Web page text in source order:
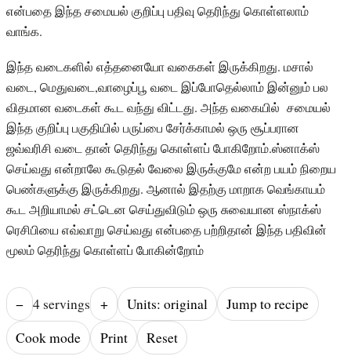
என்பதை இந்த சமையல் குறிப்பு பதிவு தெரிந்து கொள்ளலாம்
வாங்க.
இந்த வடைகளில் எத்தனையோ வகைகள் இருக்கிறது. மசால்
வடை, மெதுவடை,வாழைப்பூ வடை இப்போதெல்லாம் இன்னும் பல
விதமான வடைகள் கூட வந்து விட்டது. அந்த வகையில் சமையல்
இந்த குறிப்பு பகுதியில் பருப்பை சேர்க்காமல் ஒரு சூப்பரான
ஜவ்வரிசி வடை தான் தெரிந்து கொள்ளப் போகிறோம்.ஸ்னாக்ஸ்
செய்வது என்றாலே கூடுதல் வேலை இருக்குமே என்ற பயம் நிறைய
பெண்களுக்கு இருக்கிறது. ஆனால் இதற்கு மாறாக வெங்காயம்
கூட அறியாமல் சட்டென செய்துவிடும் ஒரு சுவையான ஸ்நாக்ஸ்
ரெசிபியை எவ்வாறு செய்வது என்பதை பற்றிதான் இந்த பதிவின்
மூலம் தெரிந்து கொள்ளப் போகின்றோம்
− 4 servings + Units: original
Jump to recipe
Cook mode
Print Reset